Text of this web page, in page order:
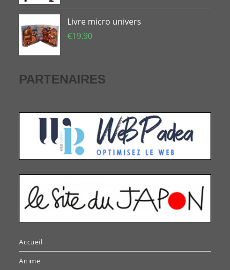
Livre micro univers
€19.90
PARTENAIRES
Accueil
Anime